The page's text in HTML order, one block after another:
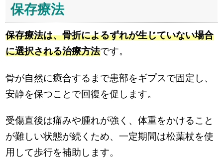
保存療法
保存療法は、骨折によるずれが生じていない場合
に選択される治療方法です。
骨が自然に癒合するまで患部をギプスで固定し、
安静を保つことで回復を促します。
受傷直後は痛みや腫れが強く、体重をかけること
が難しい状態が続くため、一定期間は松葉杖を使
用して歩行を補助します。